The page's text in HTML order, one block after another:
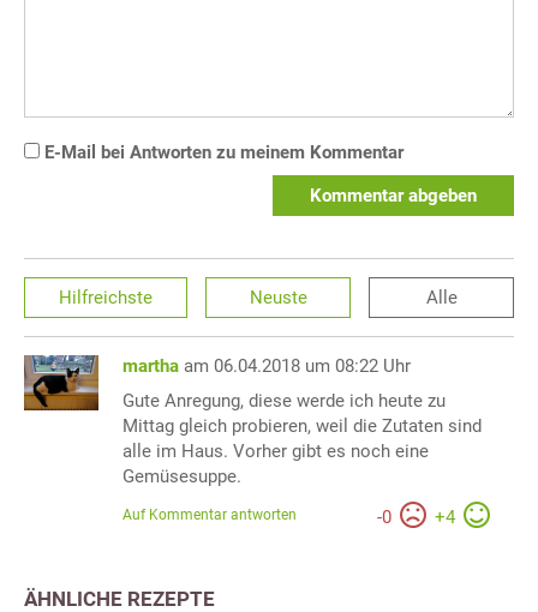
E-Mail bei Antworten zu meinem Kommentar
Kommentar abgeben
Hilfreichste Neuste Alle
martha am 06.04.2018 um 08:22 Uhr
Gute Anregung, diese werde ich heute zu
Mittag gleich probieren, weil die Zutaten sind
alle im Haus. Vorher gibt es noch eine
Gemüsesuppe.
-0 +4
Auf Kommentar antworten
ÄHNLICHE REZEPTE